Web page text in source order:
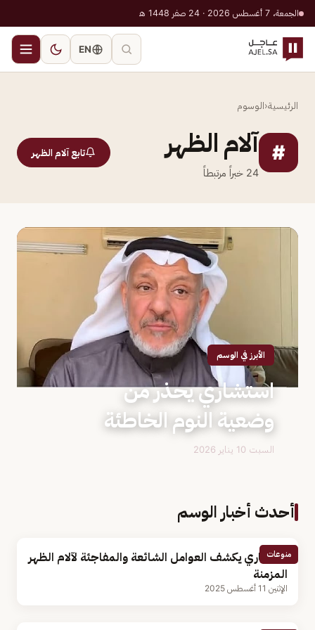
الجمعة، 7 أغسطس 2026 · 24 صفر 1448 هـ
EN
الرئيسية‹الوسوم
# آلام الظهر
24 خبراً مرتبطاً
تابع آلام الظهر
الأبرز في الوسم
استشاري يحذر من
وضعية النوم الخاطئة
السبت 10 يناير 2026
أحدث أخبار الوسم
منوعات
استشاري يكشف العوامل الشائعة والمفاجئة لآلام الظهر
المزمنة
الإثنين 11 أغسطس 2025